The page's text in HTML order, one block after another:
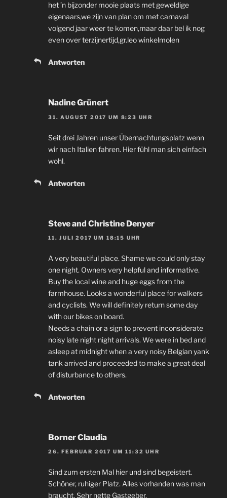
het ’n bijzonder mooie plaats met geweldige
eigenaars,we zijn van plan om met carnaval
volgend jaar weer te komen,maar daar bel ik nog
even over terzijnertijd,gr.leo winkelmolen
Antworten
Nadine Grünert
31. AUGUST 2017 UM 8:23 UHR
Seit drei Jahren unser Übernachtungsplatz wenn
wir nach Italien fahren. Hier fühl man sich einfach
wohl.
Antworten
Steve and Christine Denyer
11. JULI 2017 UM 18:15 UHR
A very beautiful place. Shame we could only stay
one night. Owners very helpful and informative.
Buy the local wine and huge eggs from the
farmhouse. Looks a wonderful place for walkers
and cyclists. We will definitely return some day
with our bikes on board.
Needs a chain or a sign to prevent inconsiderate
noisy late night night arrivals. We were in bed and
asleep at midnight when a very noisy Belgian yank
tank arrived and proceeded to make a great deal
of disturbance to others.
Antworten
Borner Claudia
26. FEBRUAR 2017 UM 11:32 UHR
Sind zum ersten Mal hier und sind begeistert.
Schöner, ruhiger Platz. Alles vorhanden was man
braucht. Sehr nette Gastgeber.